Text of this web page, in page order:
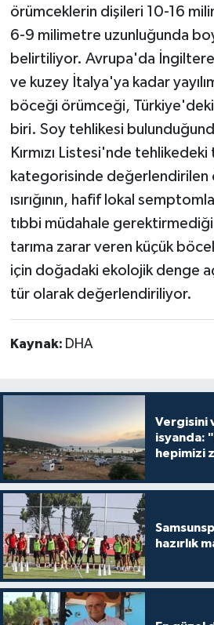
örümceklerin dişileri 10-16
6-9 milimetre uzunluğunda
belirtiliyor. Avrupa'da
ve kuzey İtalya'ya kadar
böceği örümceği,
biri. Soy tehlikesi
Kırmızı Listesi'nde
kategorisinde değerlendirilen
ısırığının, hafif lokal
tıbbi müdahale
tarıma zarar veren küçük
için doğadaki ekolojik denge
tür olarak değerlendiriliyor.
Kaynak: DHA
Vergisini
isyanda:
hepimizi
hazırlık